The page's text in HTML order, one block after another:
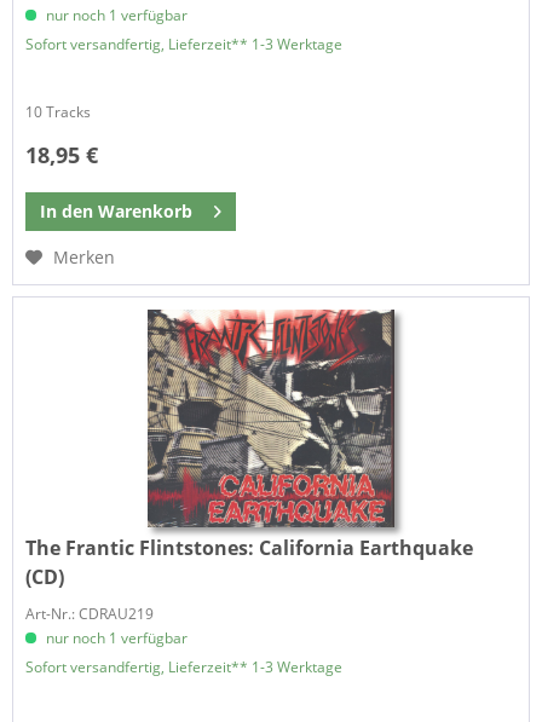
nur noch 1 verfügbar
Sofort versandfertig, Lieferzeit** 1-3 Werktage
10 Tracks
18,95 €
In den Warenkorb
Merken
The Frantic Flintstones: California Earthquake
(CD)
Art-Nr.: CDRAU219
nur noch 1 verfügbar
Sofort versandfertig, Lieferzeit** 1-3 Werktage